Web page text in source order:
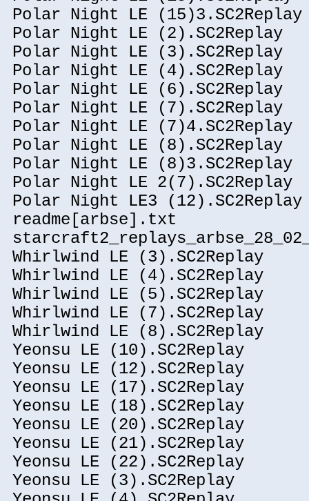
Polar Night LE (15)3.SC2Replay
Polar Night LE (2).SC2Replay
Polar Night LE (3).SC2Replay
Polar Night LE (4).SC2Replay
Polar Night LE (6).SC2Replay
Polar Night LE (7).SC2Replay
Polar Night LE (7)4.SC2Replay
Polar Night LE (8).SC2Replay
Polar Night LE (8)3.SC2Replay
Polar Night LE 2(7).SC2Replay
Polar Night LE3 (12).SC2Replay
readme[arbse].txt
Whirlwind LE (3).SC2Replay
Whirlwind LE (4).SC2Replay
Whirlwind LE (5).SC2Replay
Whirlwind LE (7).SC2Replay
Whirlwind LE (8).SC2Replay
Yeonsu LE (10).SC2Replay
Yeonsu LE (12).SC2Replay
Yeonsu LE (17).SC2Replay
Yeonsu LE (18).SC2Replay
Yeonsu LE (20).SC2Replay
Yeonsu LE (21).SC2Replay
Yeonsu LE (22).SC2Replay
Yeonsu LE (3).SC2Replay